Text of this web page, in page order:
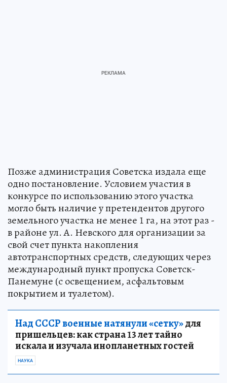
Позже администрация Советска издала еще
одно постановление. Условием участия в
конкурсе по использованию этого участка
могло быть наличие у претендентов другого
земельного участка не менее 1 га, на этот раз -
в районе ул. А. Невского для организации за
свой счет пункта накопления
автотранспортных средств, следующих через
международный пункт пропуска Советск-
Панемуне (с освещением, асфальтовым
покрытием и туалетом).
Над СССР военные натянули «сетку»для
пришельцев: как страна 13 лет тайно
искала и изучала инопланетных гостей
НАУКА